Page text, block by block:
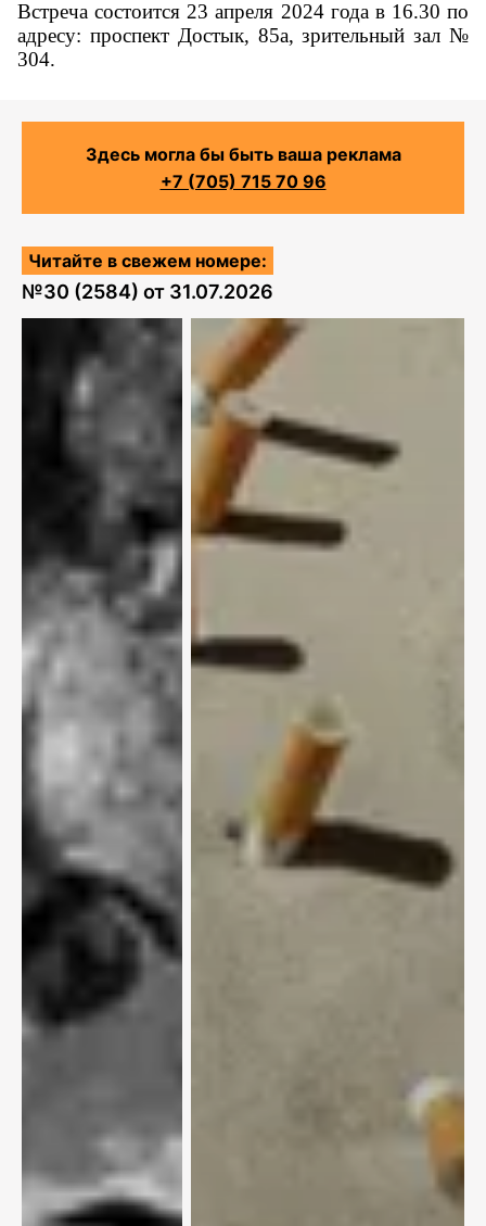
Встреча состоится 23 апреля 2024 года в 16.30 по
адресу: проспект Достык, 85а, зрительный зал №
304.
Здесь могла бы быть ваша реклама
+7 (705) 715 70 96
Читайте в свежем номере:
№30 (2584) от 31.07.2026